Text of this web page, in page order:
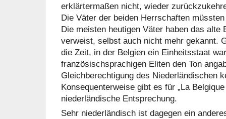
erklärtermaßen nicht, wieder
Die Väter der beiden Herrschaften
Die meisten heutigen Väter haben das alte
verweist, selbst auch nicht mehr gekannt.
die Zeit, in der Belgien ein Einheitsstaat
französischsprachigen Eliten den Ton
Gleichberechtigung des Niederländischen
Konsequenterweise gibt es für „La
niederländische Entsprechung.
Sehr niederländisch ist dagegen ein